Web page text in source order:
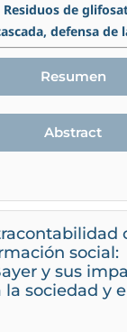
Residuos de
defensa de
Resumen
Abstract
social:
y sus
la sociedad y